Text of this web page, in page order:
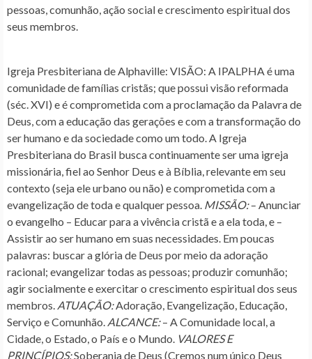
pessoas, comunhão, ação social e crescimento espiritual dos
seus membros.
Igreja Presbiteriana de Alphaville: VISÃO: A IPALPHA é uma
comunidade de famílias cristãs; que possui visão reformada
(séc. XVI) e é comprometida com a proclamação da Palavra de
Deus, com a educação das gerações e com a transformação do
ser humano e da sociedade como um todo. A Igreja
Presbiteriana do Brasil busca continuamente ser uma igreja
missionária, fiel ao Senhor Deus e à Bíblia, relevante em seu
contexto (seja ele urbano ou não) e comprometida com a
evangelização de toda e qualquer pessoa. MISSÃO:– Anunciar
o evangelho – Educar para a vivência cristã e a ela toda, e –
Assistir ao ser humano em suas necessidades. Em poucas
palavras: buscar a glória de Deus por meio da adoração
racional; evangelizar todas as pessoas; produzir comunhão;
agir socialmente e exercitar o crescimento espiritual dos seus
membros. ATUAÇÃO:Adoração, Evangelização, Educação,
Serviço e Comunhão. ALCANCE:– A Comunidade local, a
Cidade, o Estado, o País e o Mundo. VALORES E
PRINCÍPIOS:Soberania de Deus (Cremos num único Deus